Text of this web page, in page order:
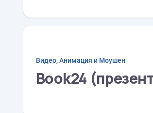
Видео, Анимация и Моушен
Book24